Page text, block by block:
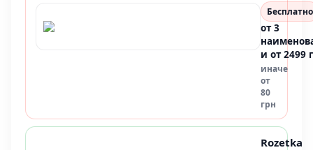
Бесплатно
от 3
и от 2499
иначе
от
80
грн
Rozetka